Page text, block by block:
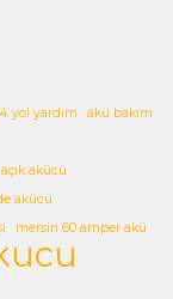
yol yardım
akü bakım
açık akücü
akücü
mersin 60 amper akü